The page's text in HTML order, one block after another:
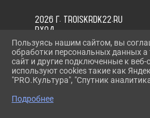
2026 Г. TROISKRDK22.RU
ВХОД
КАРТА САЙТА
ПОЛИТИКА ОБРАБОТКИ
СДЕЛАНО НА KUBCMS
РАЗРАБОТКА И ПОДДЕРЖКА
Пользуясь нашим сайтом, вы
обработки персональных данных
сайт и другие подключенные к веб-
используют cookies такие как
"PRO.Культура", "Спутник
Подробнее